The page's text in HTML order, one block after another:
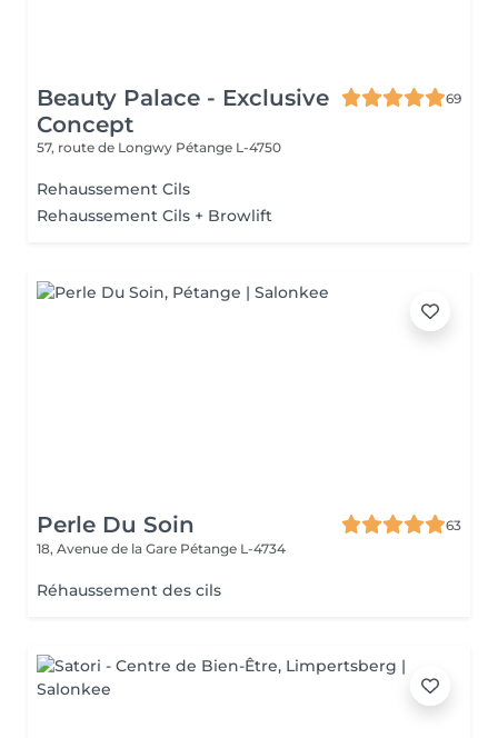
Beauty Palace - Exclusive
Concept
69
57, route de Longwy Pétange L-4750
Rehaussement Cils
Rehaussement Cils + Browlift
Perle Du Soin
63
18, Avenue de la Gare Pétange L-4734
Réhaussement des cils